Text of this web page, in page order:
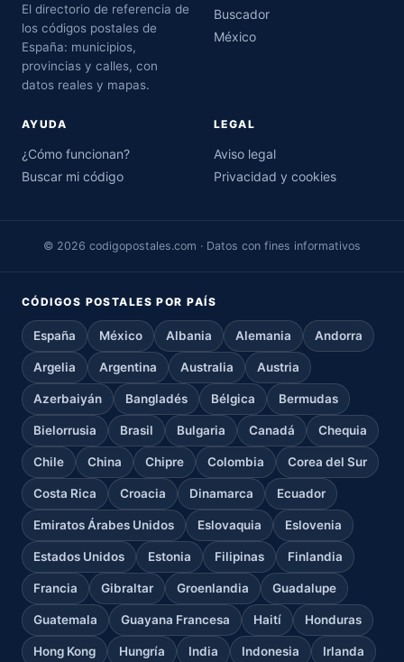
El directorio de referencia de
los códigos postales de
España: municipios,
provincias y calles, con
datos reales y mapas.
Buscador
México
AYUDA
¿Cómo funcionan?
Buscar mi código
LEGAL
Aviso legal
Privacidad y cookies
© 2026 codigopostales.com · Datos con fines informativos
CÓDIGOS POSTALES POR PAÍS
España México Albania Alemania Andorra
Argelia Argentina Australia Austria
Azerbaiyán Bangladés Bélgica Bermudas
Bielorrusia Brasil Bulgaria Canadá Chequia
Chile China Chipre Colombia Corea del Sur
Costa Rica Croacia Dinamarca Ecuador
Emiratos Árabes Unidos Eslovaquia Eslovenia
Estados Unidos Estonia Filipinas Finlandia
Francia Gibraltar Groenlandia Guadalupe
Guatemala Guayana Francesa Haití Honduras
Hong Kong Hungría India Indonesia Irlanda